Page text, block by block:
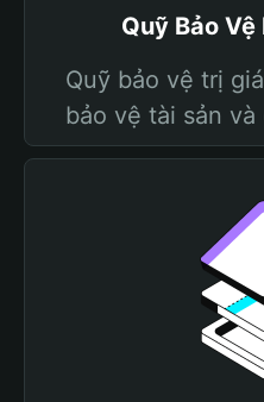
Quỹ Bảo
Quỹ bảo vệ trị
bảo vệ tài sản